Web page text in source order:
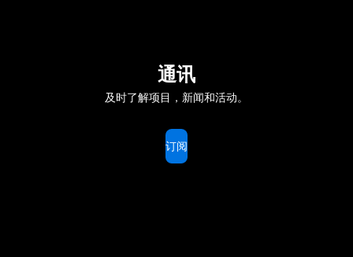
通讯
及时了解项目，新闻和活动。
订阅